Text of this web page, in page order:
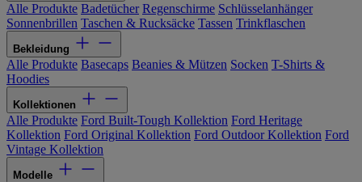
Alle Produkte Badetücher Regenschirme Schlüsselanhänger
Sonnenbrillen Taschen & Rucksäcke Tassen Trinkflaschen
Bekleidung
Alle Produkte Basecaps Beanies & Mützen Socken T-Shirts &
Hoodies
Kollektionen
Alle Produkte Ford Built-Tough Kollektion Ford Heritage
Kollektion Ford Original Kollektion Ford Outdoor Kollektion Ford
Vintage Kollektion
Modelle